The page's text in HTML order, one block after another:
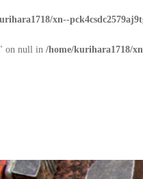
xn--
on null in /home/kurihara1718/